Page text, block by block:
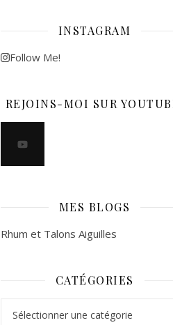
INSTAGRAM
Follow Me!
REJOINS-MOI SUR
MES BLOGS
Rhum et Talons Aiguilles
CATÉGORIES